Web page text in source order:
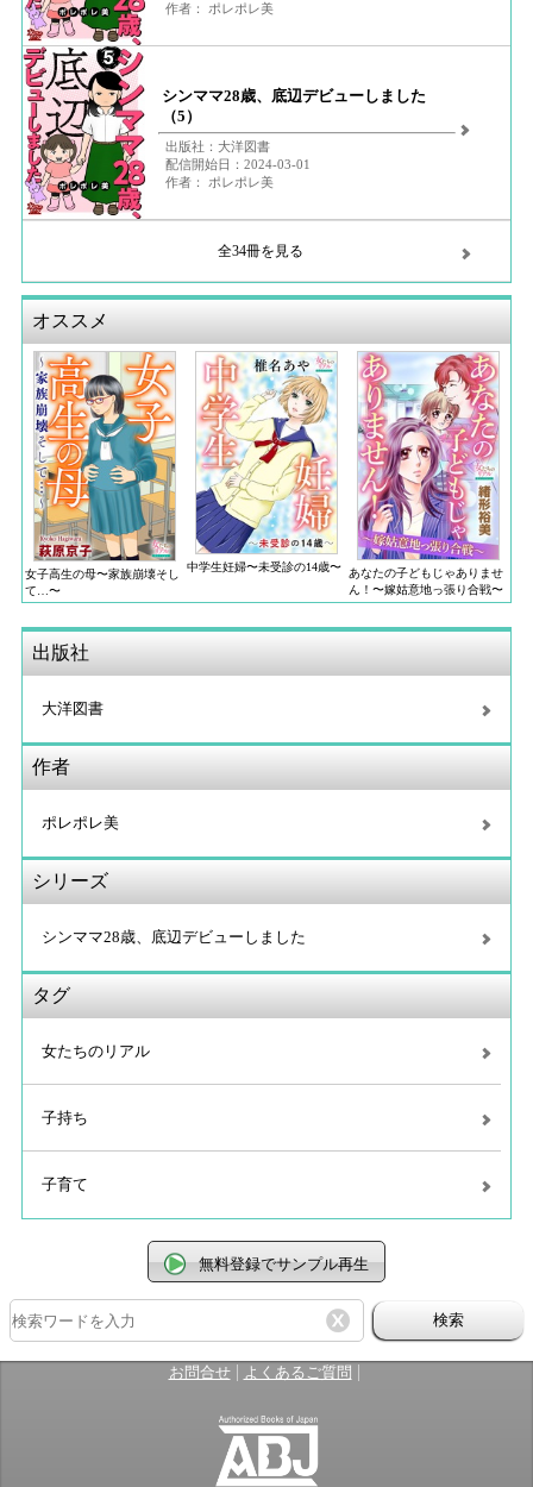
作者： ポレポレ美
シンママ28歳、底辺デビューしました
（5）
出版社：大洋図書
配信開始日：2024-03-01
作者： ポレポレ美
全34冊を見る
オススメ
女子高生の母〜家族崩壊そし
て…〜
中学生妊婦〜未受診の14歳〜
あなたの子どもじゃありませ
ん！〜嫁姑意地っ張り合戦〜
出版社
大洋図書
作者
ポレポレ美
シリーズ
シンママ28歳、底辺デビューしました
タグ
女たちのリアル
子持ち
子育て
無料登録でサンプル再生
検索
お問合せ| よくあるご質問 |